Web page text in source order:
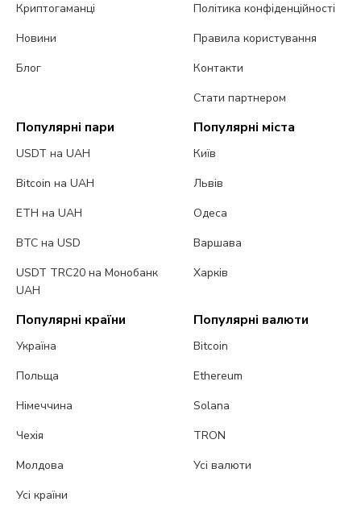
Криптогаманці
Новини
Блог
Політика конфіденційності
Правила користування
Контакти
Стати партнером
Популярні пари
USDT на UAH
Bitcoin на UAH
ETH на UAH
BTC на USD
USDT TRC20 на Монобанк
UAH
Популярні міста
Київ
Львів
Одеса
Варшава
Харків
Популярні країни
Україна
Польща
Німеччина
Чехія
Молдова
Усі країни
Популярні валюти
Bitcoin
Ethereum
Solana
TRON
Усі валюти